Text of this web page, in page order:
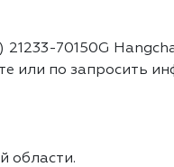
70150G
или по запросить
области.